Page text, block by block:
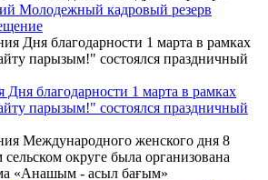
Молодежный кадровый резерв
Дня благодарности 1 марта в рамках
парызым!" состоялся праздничный